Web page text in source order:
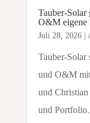
Tauber-Solar
O&M eigene
Juli 28, 2026|
Tauber-Solar
und O&M
und
und Portfolio.